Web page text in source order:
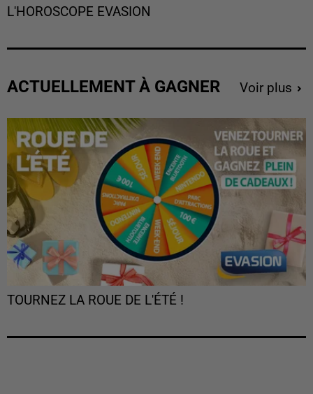
L'HOROSCOPE EVASION
ACTUELLEMENT À GAGNER Voir plus
TOURNEZ LA ROUE DE L'ÉTÉ !